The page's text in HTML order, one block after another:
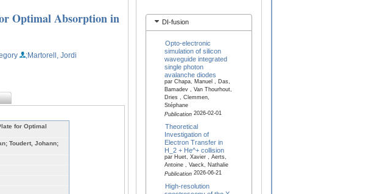
Optimal Absorption in
;Martorell, Jordi
for Optimal
Toudert, Johann;
DI-fusion
Opto-electronic
simulation of silicon
waveguide integrated
single photon
avalanche diodes
par Chapa, Manuel , Das,
Bamadev , Van Thourhout,
Dries , Clemmen,
Stéphane
Publication2026-02-01
Theoretical
Investigation of
Electron Transfer in
H_2 + He^+ collision
par Huet, Xavier , Aerts,
Antoine , Vaeck, Nathalie
Publication2026-06-21
High-resolution